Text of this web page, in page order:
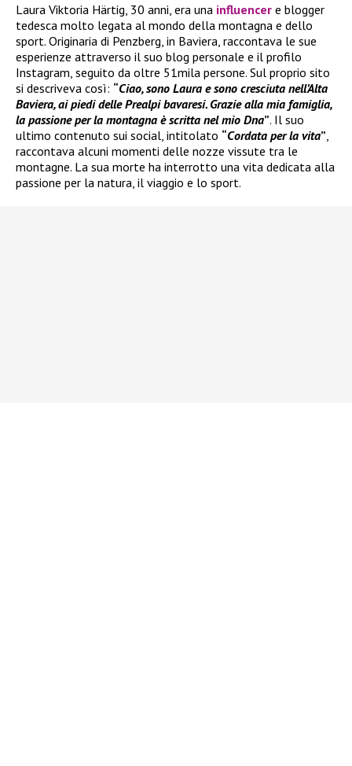
Laura Viktoria Härtig, 30 anni, era una influencer e blogger
tedesca molto legata al mondo della montagna e dello
sport. Originaria di Penzberg, in Baviera, raccontava le sue
esperienze attraverso il suo blog personale e il profilo
Instagram, seguito da oltre 51mila persone. Sul proprio sito
si descriveva così: “Ciao, sono Laura e sono cresciuta nell’Alta
Baviera, ai piedi delle Prealpi bavaresi. Grazie alla mia famiglia,
la passione per la montagna è scritta nel mio Dna”. Il suo
ultimo contenuto sui social, intitolato “Cordata per la vita”
raccontava alcuni momenti delle nozze vissute tra le
montagne. La sua morte ha interrotto una vita dedicata alla
passione per la natura, il viaggio e lo sport.